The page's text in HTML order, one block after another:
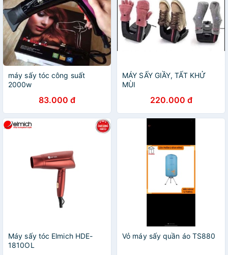
máy sấy tóc công suất
2000w
83.000 đ
MÁY SẤY GIẦY, TẤT KHỬ
MÙI
220.000 đ
Máy sấy tóc Elmich HDE-
1810OL
Vỏ máy sấy quần áo TS880